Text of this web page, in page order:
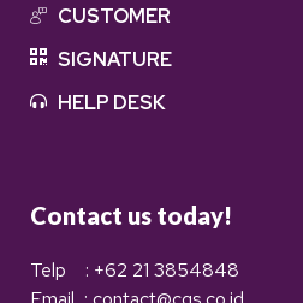
CUSTOMER
SIGNATURE
HELP DESK
Contact us today!
Telp : +62 21 3854848